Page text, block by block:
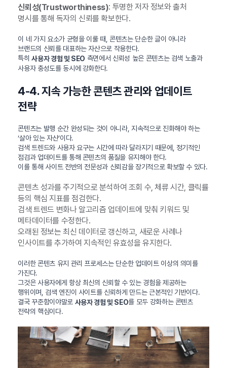
신뢰성(Trustworthiness): 투명한 저자 정보와 출처
명시를 통해 독자의 신뢰를 확보한다.
이 네 가지 요소가 균형을 이룰 때, 콘텐츠는 단순한 글이 아니라
브랜드의 신뢰를 대표하는 자산으로 작용한다.
특히사용자 경험 및 SEO 측면에서 신뢰성 높은 콘텐츠는 검색 노출과
사용자 충성도를 동시에 강화한다.
4-4. 지속 가능한 콘텐츠 관리와 업데이트
전략
콘텐츠는 발행 순간 완성되는 것이 아니라, 지속적으로 진화해야 하는
‘살아 있는 자산’이다.
검색 트렌드와 사용자 요구는 시간에 따라 달라지기 때문에, 정기적인
점검과 업데이트를 통해 콘텐츠의 품질을 유지해야 한다.
이를 통해 사이트 전반의 전문성과 신뢰감을 장기적으로 확보할 수 있다.
콘텐츠 성과를 주기적으로 분석하여 조회 수, 체류 시간, 클릭률
등의 핵심 지표를 점검한다.
검색 트렌드 변화나 알고리즘 업데이트에 맞춰 키워드 및
메타데이터를 수정한다.
오래된 정보는 최신 데이터로 갱신하고, 새로운 사례나
인사이트를 추가하여 지속적인 유효성을 유지한다.
이러한 콘텐츠 유지 관리 프로세스는 단순한 업데이트 이상의 의미를
가진다.
그것은 사용자에게 항상 최신의 신뢰할 수 있는 경험을 제공하는
행위이며, 검색 엔진이 사이트를 신뢰하게 만드는 근본적인 기반이다.
결국 꾸준함이야말로 사용자 경험 및 SEO를 모두 강화하는 콘텐츠
전략의 핵심이다.